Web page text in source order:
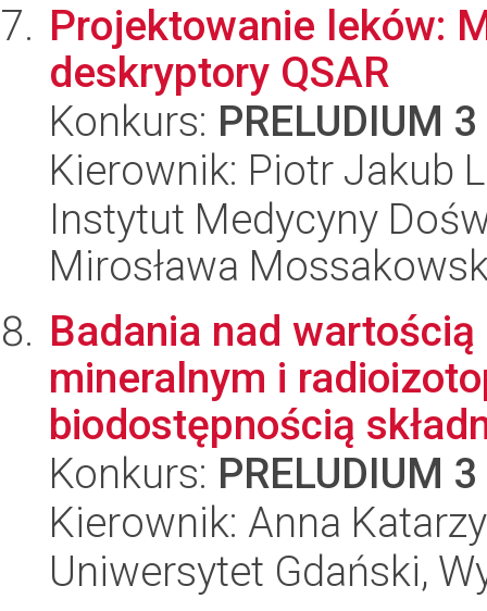
Projektowanie leków:
deskryptory QSAR
Konkurs: PRELUDIUM 3
Kierownik: Piotr Jakub
Instytut Medycyny
Mirosława
Badania nad
mineralnym i
biodostępnością
Konkurs: PRELUDIUM 3
Kierownik: Anna
Uniwersytet Gdański,